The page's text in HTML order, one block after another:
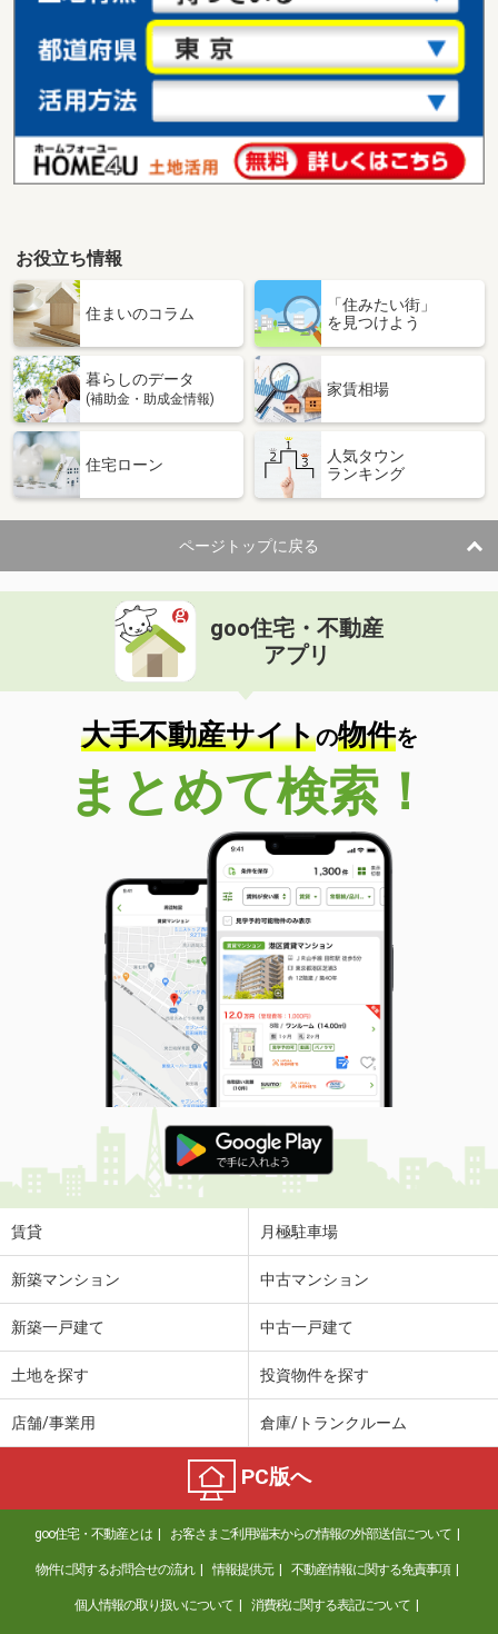
お役立ち情報
住まいのコラム
「住みたい街」
を見つけよう
暮らしのデータ
(補助金・助成金情報)
家賃相場
住宅ローン
人気タウン
ランキング
ページトップに戻る
goo住宅・不動産
アプリ
大手不動産サイトの物件を
まとめて検索！
賃貸 月極駐車場
新築マンション 中古マンション
新築一戸建て 中古一戸建て
土地を探す 投資物件を探す
店舗/事業用 倉庫/トランクルーム
PC版へ
goo住宅・不動産とは お客さまご利用端末からの情報の外部送信について
物件に関するお問合せの流れ 情報提供元 不動産情報に関する免責事項
個人情報の取り扱いについて 消費税に関する表記について